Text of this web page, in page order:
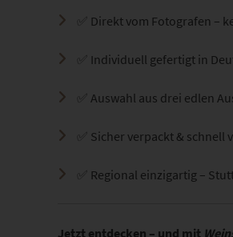
✅ Direkt vom Fotografen –
✅ Individuell gefertigt in
✅ Auswahl aus drei edlen
✅ Sicher verpackt & schnell
✅ Regional einzigartig –
Jetzt entdecken – und mit